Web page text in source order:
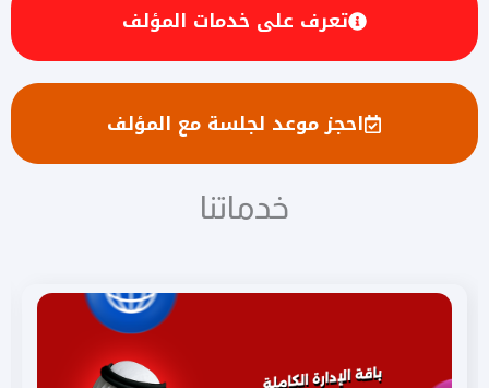
تعرف على خدمات المؤلف
احجز موعد لجلسة مع المؤلف
خدماتنا